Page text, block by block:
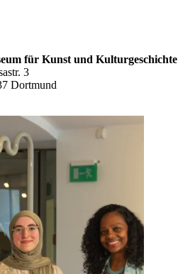
für Kunst und Kulturgeschichte
3
Dortmund